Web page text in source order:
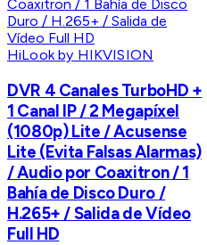
HiLook by HIKVISION
DVR 4 Canales TurboHD +
1 Canal IP / 2 Megapíxel
(1080p) Lite / Acusense
Lite (Evita Falsas Alarmas)
/ Audio por Coaxitron / 1
Bahía de Disco Duro /
H.265+ / Salida de Vídeo
Full HD